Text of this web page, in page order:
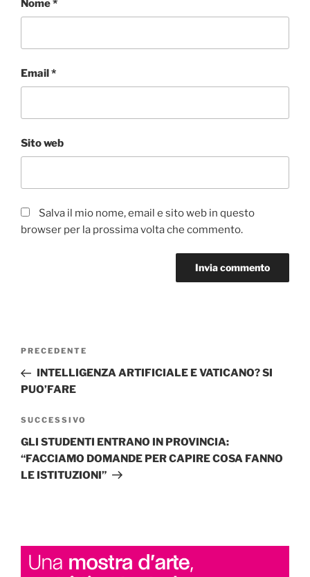
Nome*
Email*
Sito web
Salva il mio nome, email e sito web in questo
browser per la prossima volta che commento.
Navigazione
Articolo
precedente:
PRECEDENTE
INTELLIGENZA ARTIFICIALE E VATICANO? SI
PUO’FARE
Articolo
successivo
SUCCESSIVO
GLI STUDENTI ENTRANO IN PROVINCIA:
“FACCIAMO DOMANDE PER CAPIRE COSA FANNO
LE ISTITUZIONI”